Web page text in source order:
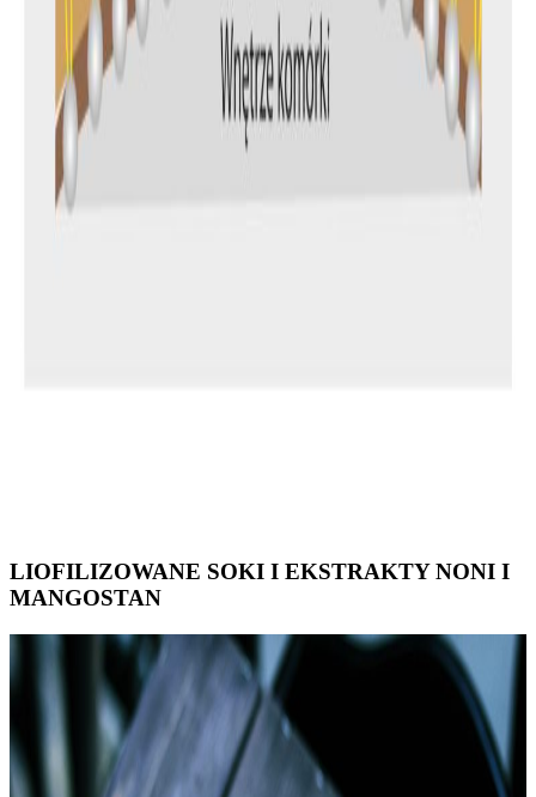
LIOFILIZOWANE SOKI I EKSTRAKTY NONI I
MANGOSTAN